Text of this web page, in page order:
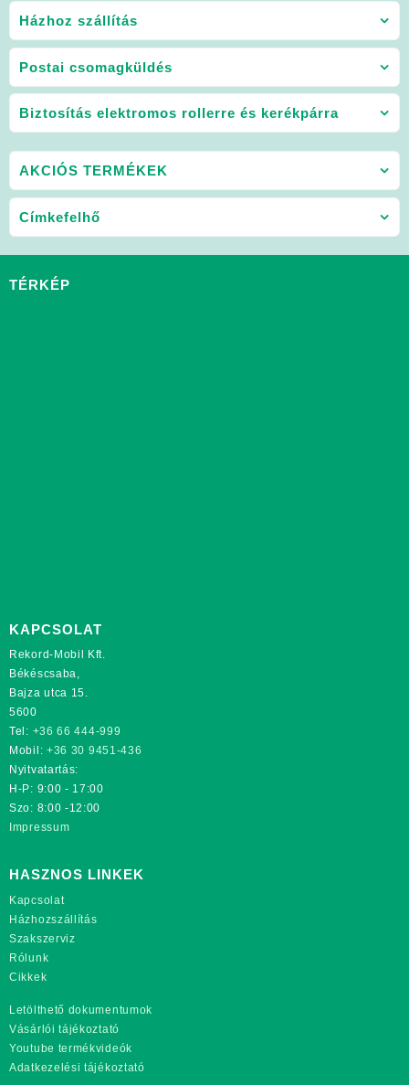
Házhoz szállítás
Postai csomagküldés
Biztosítás elektromos rollerre és kerékpárra
AKCIÓS TERMÉKEK
Címkefelhő
TÉRKÉP
KAPCSOLAT
Rekord-Mobil Kft.
Békéscsaba,
Bajza utca 15.
5600
Tel: +36 66 444-999
Mobil: +36 30 9451-436
Nyitvatartás:
H-P: 9:00 - 17:00
Szo: 8:00 -12:00
Impressum
HASZNOS LINKEK
Kapcsolat
Házhozszállítás
Szakszerviz
Rólunk
Cikkek
Letölthető dokumentumok
Vásárlói tájékoztató
Youtube termékvideók
Adatkezelési tájékoztató